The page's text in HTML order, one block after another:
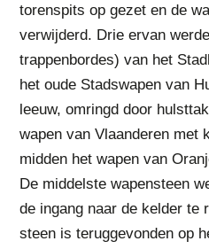
torenspits op gezet en de
verwijderd. Drie ervan
trappenbordes) van het
het oude Stadswapen van
leeuw, omringd door
wapen van Vlaanderen met
midden het wapen van
De middelste wapensteen
de ingang naar de kelder te
steen is teruggevonden op